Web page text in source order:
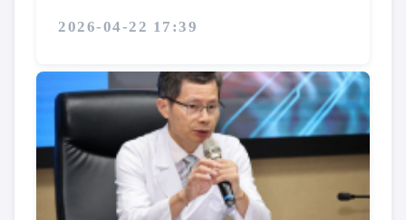
2026-04-22 17:39